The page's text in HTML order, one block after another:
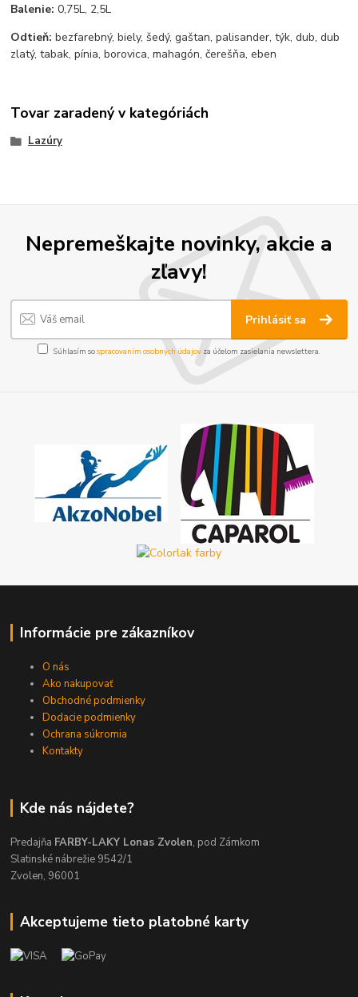
Balenie:0,75L, 2,5L
Odtieň: bezfarebný, biely, šedý, gaštan, palisander, týk, dub, dub
zlatý, tabak, pínia, borovica, mahagón, čerešňa, eben
Tovar zaradený v kategóriách
Lazúry
Nepremeškajte novinky, akcie a
zľavy!
Prihlásiť sa
Súhlasím sospracovaním osobných údajov za účelom zasielania newslettera.
Informácie pre zákazníkov
O nás
Ako nakupovať
Obchodné podmienky
Dodacie podmienky
Ochrana súkromia
Kontakty
Kde nás nájdete?
Predajňa FARBY-LAKY Lonas Zvolen, pod Zámkom
Slatinské nábrežie 9542/1
Zvolen, 96001
Akceptujeme tieto platobné karty